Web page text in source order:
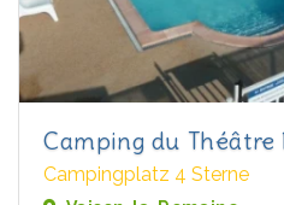
Camping du Théâtre
Campingplatz 4 Sterne